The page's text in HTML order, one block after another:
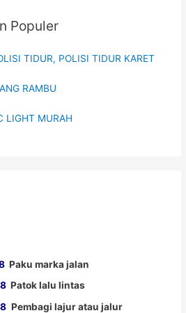
Populer
TIDUR, POLISI TIDUR KARET
RAMBU
LIGHT MURAH
Paku marka jalan
Patok lalu lintas
Pembagi lajur atau jalur